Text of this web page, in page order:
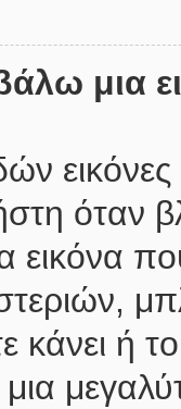
μια
όταν
εικόνα
κάνει